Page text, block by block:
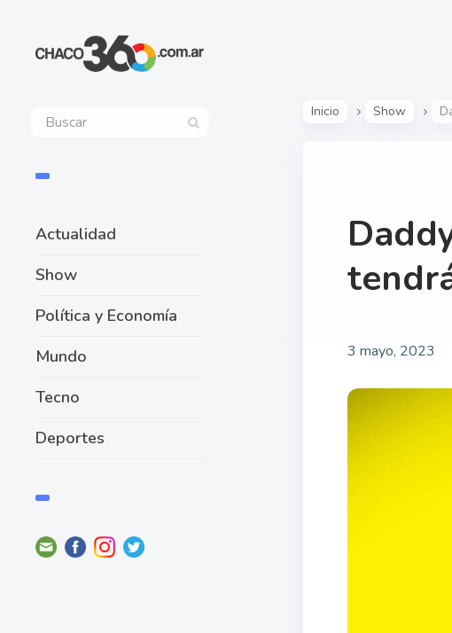
Actualidad
Show
Política y Economía
Mundo
Tecno
Deportes
Inicio Show
3 mayo, 2023